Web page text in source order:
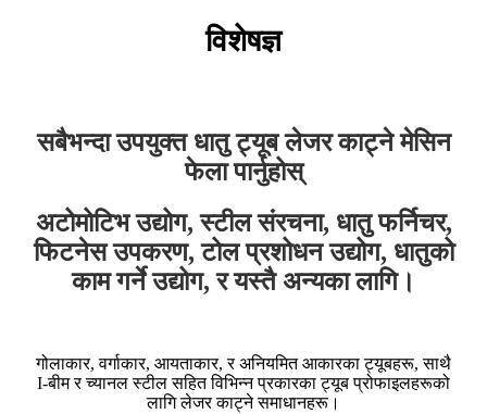
विशेषज्ञ
सबैभन्दा उपयुक्त धातु ट्यूब लेजर काट्ने मेसिन
फेला पार्नुहोस्
अटोमोटिभ उद्योग, स्टील संरचना, धातु फर्निचर,
फिटनेस उपकरण, टोल प्रशोधन उद्योग, धातुको
काम गर्ने उद्योग, र यस्तै अन्यका लागि।
गोलाकार, वर्गाकार, आयताकार, र अनियमित आकारका ट्यूबहरू, साथै
I-बीम र च्यानल स्टील सहित विभिन्न प्रकारका ट्यूब प्रोफाइलहरूको
लागि लेजर काट्ने समाधानहरू।